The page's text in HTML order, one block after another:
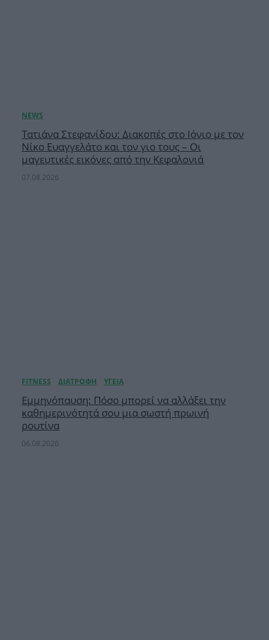
Τατιάνα Στεφανίδου: Διακοπές στο Ιόνιο με τον
Νίκο Ευαγγελάτο και τον γιο τους – Οι
μαγευτικές εικόνες από την Κεφαλονιά
07.08.2026
Εμμηνόπαυση: Πόσο μπορεί να αλλάξει την
καθημερινότητά σου μια σωστή πρωινή
ρουτίνα
06.08.2026